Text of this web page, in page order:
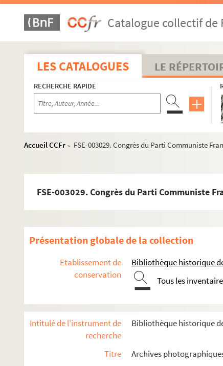
Catalogue collectif de
LES CATALOGUES LE
RECHERCHE RAPIDE
Accueil CCFr >
FSE-003029. Congrès du Parti Communiste
FSE-003029. Congrès du Parti Communiste
Présentation globale de la collection
Etablissement de
conservation
Bibliothèque historique
Tous les
Intitulé de l'instrument de
recherche
Bibliothèque historique
Titre
Archives